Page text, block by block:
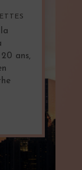
ans,